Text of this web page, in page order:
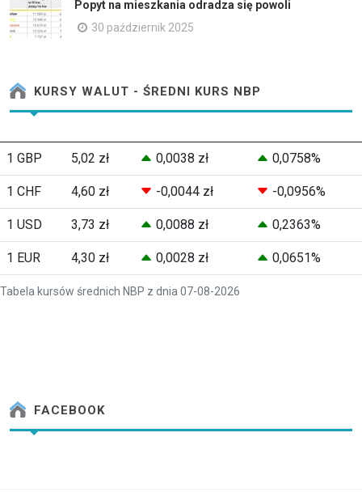
Popyt na mieszkania odradza się powoli
30 październik 2025
KURSY WALUT - ŚREDNI KURS NBP
Tabela kursów średnich NBP z dnia 07-08-2026
1 GBP 5,02 zł 0,0038 zł 0,0758%
1 CHF 4,60 zł -0,0044 zł -0,0956%
1 USD 3,73 zł 0,0088 zł 0,2363%
1 EUR 4,30 zł 0,0028 zł 0,0651%
FACEBOOK